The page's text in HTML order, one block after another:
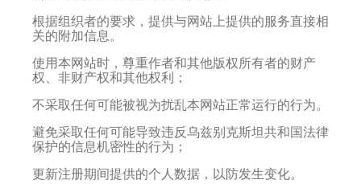
根据组织者的要求，提供与网站上提供的服务直接相
关的附加信息。
使用本网站时，尊重作者和其他版权所有者的财产
权、非财产权和其他权利；
不采取任何可能被视为扰乱本网站正常运行的行为。
避免采取任何可能导致违反乌兹别克斯坦共和国法律
保护的信息机密性的行为；
更新注册期间提供的个人数据，以防发生变化。